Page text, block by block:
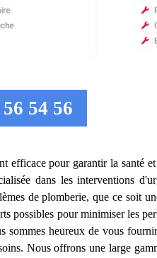
54 56
efficace pour garantir la santé
dans les interventions
de plomberie, que ce soit
possibles pour minimiser les
heureux de vous
Nous offrons une large